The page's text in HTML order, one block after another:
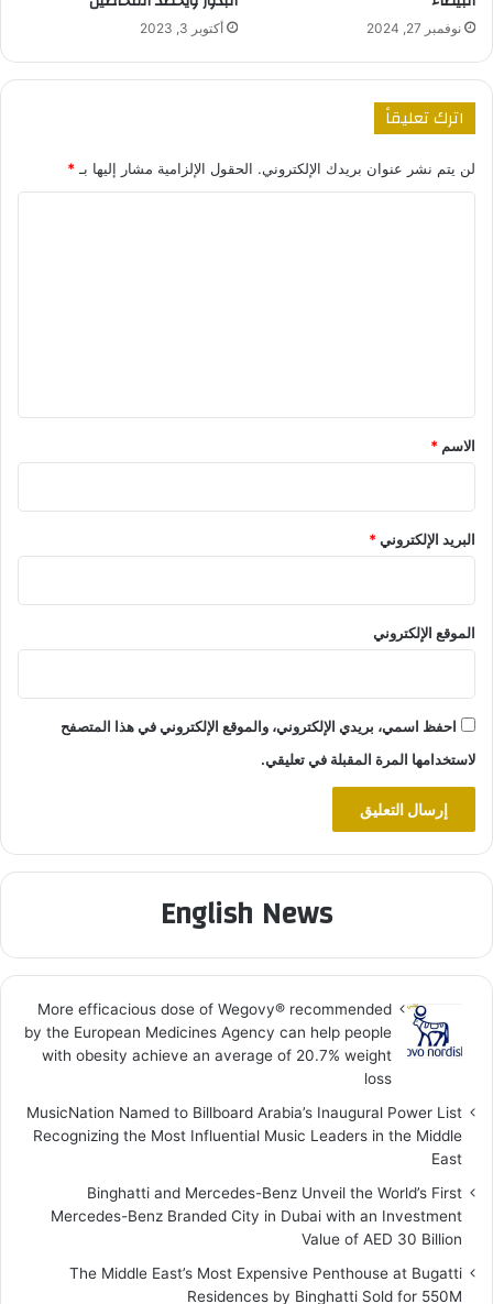
نوفمبر 27, 2024 أكتوبر 3, 2023
اترك تعليقاً
لن يتم نشر عنوان بريدك الإلكتروني. الحقول الإلزامية مشار إليها بـ *
*
الاسم *
البريد الإلكتروني*
الموقع الإلكتروني
احفظ اسمي، بريدي الإلكتروني، والموقع الإلكتروني في هذا المتصفح
لاستخدامها المرة المقبلة في تعليقي.
English News
More efficacious dose of Wegovy®️ recommended
by the European Medicines Agency can help people
with obesity achieve an average of 20.7% weight
loss
MusicNation Named to Billboard Arabia’s Inaugural Power List
Recognizing the Most Influential Music Leaders in the Middle
East
Binghatti and Mercedes-Benz Unveil the World’s First
Mercedes-Benz Branded City in Dubai with an Investment
Value of AED 30 Billion
The Middle East’s Most Expensive Penthouse at Bugatti
Residences by Binghatti Sold for 550M